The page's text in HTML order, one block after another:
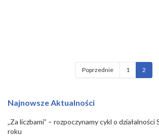
Poprzednie 1 2
Najnowsze Aktualności
„Za liczbami” – rozpoczynamy cykl o działalności
roku